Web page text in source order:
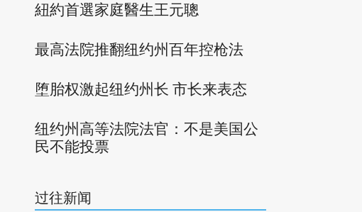
紐約首選家庭醫生王元聰
最高法院推翻纽约州百年控枪法
堕胎权激起纽约州长 市长来表态
纽约州高等法院法官：不是美国公
民不能投票
过往新闻